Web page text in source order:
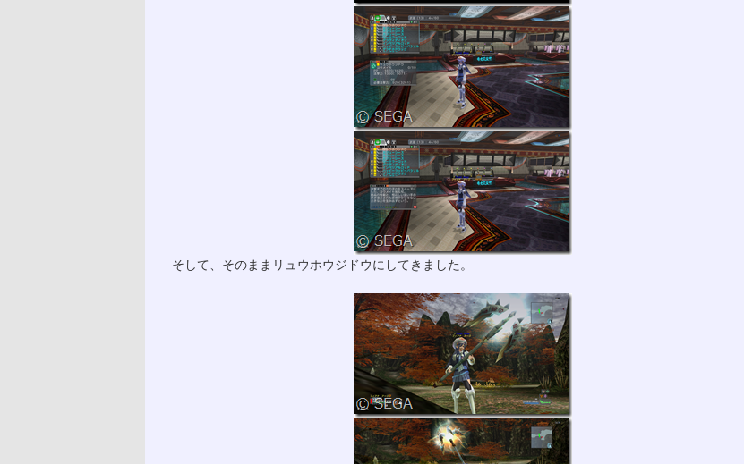
そして、そのままリュウホウジドウにしてきました。